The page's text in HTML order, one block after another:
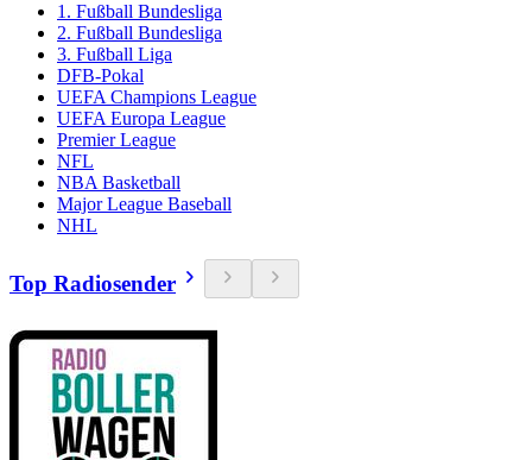
1. Fußball Bundesliga
2. Fußball Bundesliga
3. Fußball Liga
DFB-Pokal
UEFA Champions League
UEFA Europa League
Premier League
NFL
NBA Basketball
Major League Baseball
NHL
Top Radiosender